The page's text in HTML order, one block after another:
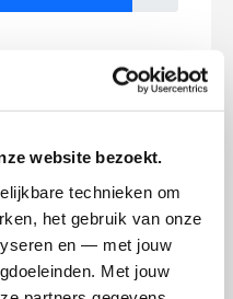
website bezoekt.
technieken om
het gebruik van onze
en — met jouw
Met jouw